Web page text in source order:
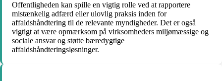
Offentligheden kan spille en vigtig rolle ved at rapportere
mistænkelig adfærd eller ulovlig praksis inden for
affaldshåndtering til de relevante myndigheder. Det er også
vigtigt at være opmærksom på virksomheders miljømæssige og
sociale ansvar og støtte bæredygtige
affaldshåndteringsløsninger.